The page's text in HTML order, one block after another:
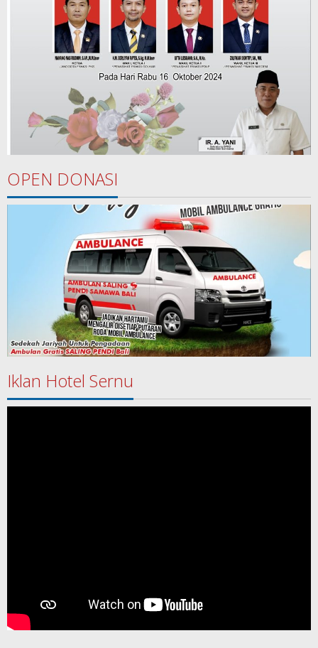
OPEN DONASI
Iklan Hotel Sernu